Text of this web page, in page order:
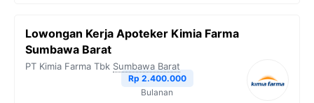
Lowongan Kerja Apoteker Kimia Farma
Sumbawa Barat
PT Kimia Farma Tbk Sumbawa Barat
Rp 2.400.000
Bulanan